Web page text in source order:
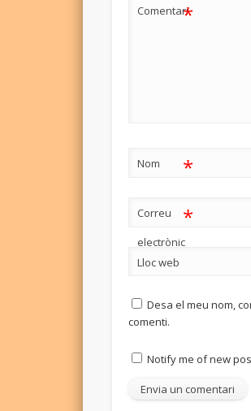
Comentari*
Nom *
Correu
electrònic
*
Lloc web
Desa el meu nom,
comenti.
Notify me of new